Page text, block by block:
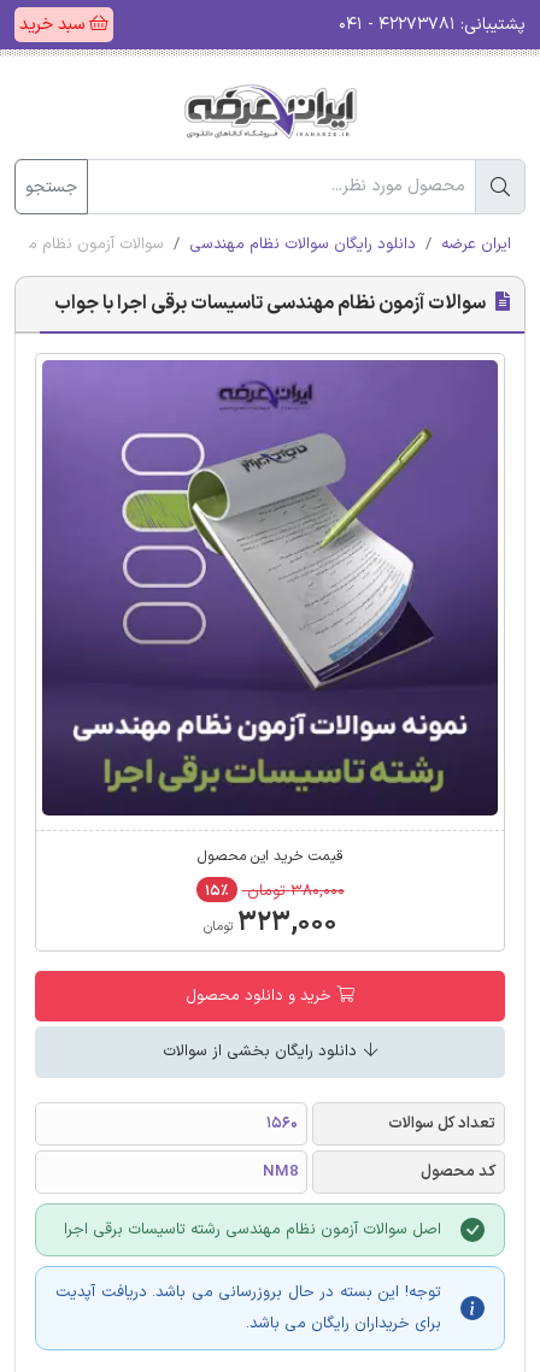
پشتیبانی: سبد خرید
جستجو
ایران عرضه دانلود رایگان سوالات نظام مهندسی سوالات آزمون نظام
سوالات آزمون نظام مهندسی تاسیسات برقی اجرا با جواب
قیمت خرید این محصول
۳۸۰,۰۰۰ تومان ۱۵٪
۳۲۳,۰۰۰ تومان
خرید و دانلود محصول
دانلود رایگان بخشی از سوالات
تعداد کل سوالات
1560
کد محصول
NM8
اصل سوالات آزمون نظام مهندسی رشته تاسیسات برقی اجرا
توجه! این بسته در حال بروزرسانی می باشد. دریافت آپدیت
برای خریداران رایگان می باشد.